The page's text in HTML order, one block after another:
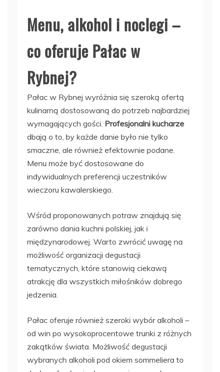
Menu, alkohol i noclegi –
co oferuje Pałac w
Rybnej?
Pałac w Rybnej wyróżnia się szeroką ofertą
kulinarną dostosowaną do potrzeb najbardziej
wymagających gości. Profesjonalni kucharze
dbają o to, by każde danie było nie tylko
smaczne, ale również efektownie podane.
Menu może być dostosowane do
indywidualnych preferencji uczestników
wieczoru kawalerskiego.
Wśród proponowanych potraw znajdują się
zarówno dania kuchni polskiej, jak i
międzynarodowej. Warto zwrócić uwagę na
możliwość organizacji degustacji
tematycznych, które stanowią ciekawą
atrakcję dla wszystkich miłośników dobrego
jedzenia.
Pałac oferuje również szeroki wybór alkoholi –
od win po wysokoprocentowe trunki z różnych
zakątków świata. Możliwość degustacji
wybranych alkoholi pod okiem sommeliera to